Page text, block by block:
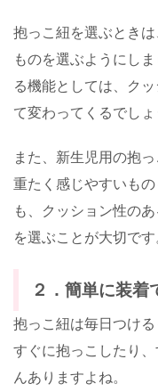
抱っこ紐を選ぶとき
ものを選ぶようにし
る機能としては、ク
て変わってくるでしょ
また、新生児用の抱
重たく感じやすいも
も、クッション性の
を選ぶことが大切です
２．簡単に装着
抱っこ紐は毎日つけ
すぐに抱っこしたり
んありますよね。